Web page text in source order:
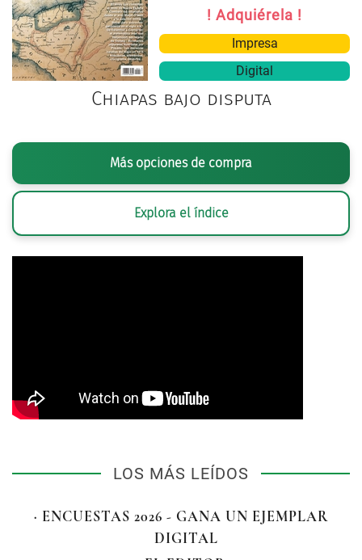
! Adquiérela !
Impresa
Digital
Chiapas bajo disputa
Más opciones de compra
Explora el índice
LOS MÁS LEÍDOS
· ENCUESTAS 2026 - GANA UN EJEMPLAR
DIGITAL